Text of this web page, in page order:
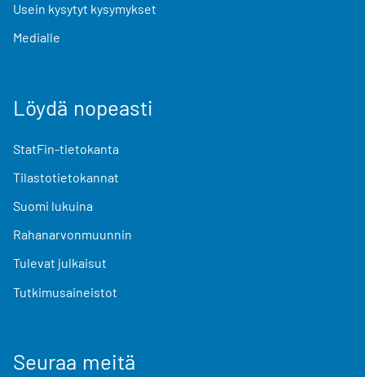
Usein kysytyt kysymykset
Medialle
Löydä nopeasti
StatFin-tietokanta
Tilastotietokannat
Suomi lukuina
Rahanarvonmuunnin
Tulevat julkaisut
Tutkimusaineistot
Seuraa meitä